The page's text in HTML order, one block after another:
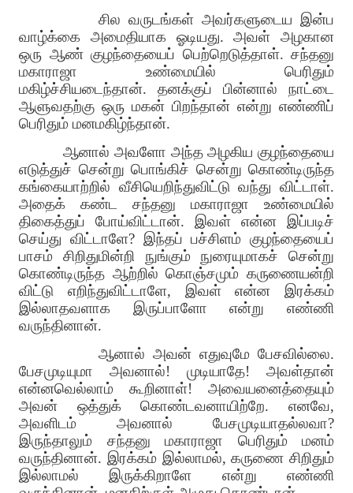
சில வருடங்கள் அவர்களுடைய இன்ப
வாழ்க்கை அமைதியாக ஓடியது. அவள் அழகான
ஒரு ஆண் குழந்தையைப் பெற்றெடுத்தாள். சந்தனு
மகாராஜா உண்மையில் பெரிதும்
மகிழ்ச்சியடைந்தான். தனக்குப் பின்னால் நாட்டை
ஆளுவதற்கு ஒரு மகன் பிறந்தான் என்று எண்ணிப்
பெரிதும் மனமகிழ்ந்தான்.
ஆனால் அவளோ அந்த அழகிய குழந்தையை
எடுத்துச் சென்று பொங்கிச் சென்று கொண்டிருந்த
கங்கையாற்றில் வீசியெறிந்துவிட்டு வந்து விட்டாள்.
அதைக் கண்ட சந்தனு மகாராஜா உண்மையில்
திகைத்துப் போய்விட்டான். இவள் என்ன இப்படிச்
செய்து விட்டாளே? இந்தப் பச்சிளம் குழந்தையைப்
பாசம் சிறிதுமின்றி நுங்கும் நுரையுமாகச் சென்று
கொண்டிருந்த ஆற்றில் கொஞ்சமும் கருணையன்றி
விட்டு எறிந்துவிட்டாளே, இவள் என்ன இரக்கம்
இல்லாதவளாக இருப்பாளோ என்று எண்ணி
வருந்தினான்.
ஆனால் அவன் எதுவுமே பேசவில்லை.
பேசமுடியுமா அவனால்! முடியாதே! அவள்தான்
என்னவெல்லாம் கூறினாள்! அவையனைத்தையும்
அவன் ஒத்துக் கொண்டவனாயிற்றே. எனவே,
அவளிடம் அவனால் பேசமுடியாதல்லவா?
இருந்தாலும் சந்தனு மகாராஜா பெரிதும் மனம்
வருந்தினான். இரக்கம் இல்லாமல், கருணை சிறிதும்
இல்லாமல் இருக்கிறாளே என்று எண்ணி